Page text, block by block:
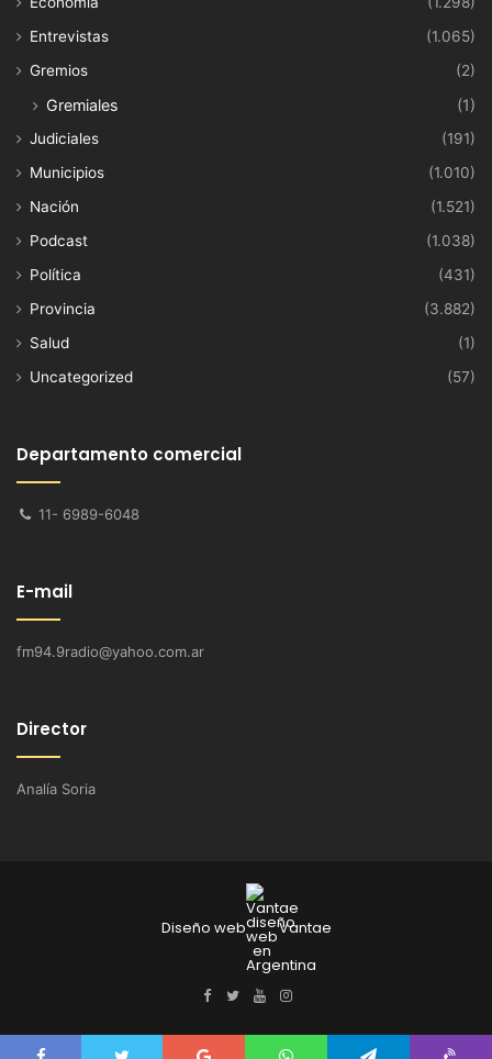
Entrevistas
(1.065)
Gremios
(2)
Gremiales (1)
Judiciales
(191)
Municipios
(1.010)
Nación
(1.521)
Podcast
(1.038)
Política
(431)
Provincia
(3.882)
Salud
(1)
Uncategorized
(57)
Departamento comercial
11- 6989-6048
E-mail
fm94.9radio@yahoo.com.ar
Director
Analía Soria
Diseño web Vantae